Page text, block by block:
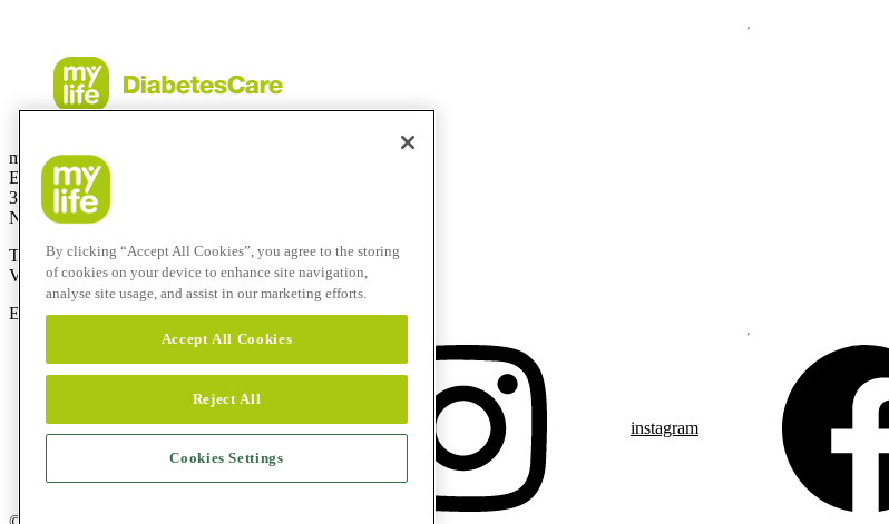
mylife Diabetes Care BV
Einsteinbaan14
3439 NJ Nieuwegein
Netherlands
Telefoonnummer:0800-9776633
Vanuit het buitenland:+31308885819
E-mail:info@mylife-diabetescare.nl
instagram
By clicking “Accept All Cookies”, you agree to the storing
of cookies on your device to enhance site navigation,
analyse site usage, and assist in our marketing efforts.
Accept All Cookies
Reject All
Cookies Settings